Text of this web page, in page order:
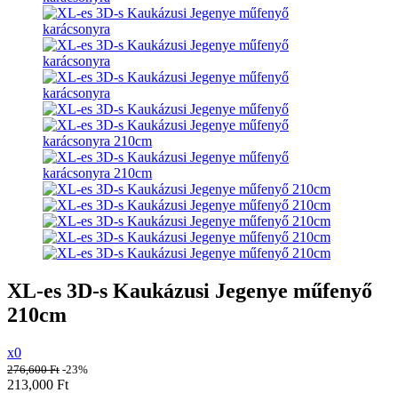
XL-es 3D-s Kaukázusi Jegenye műfenyő
210cm
x0
276,600Ft -23%
213,000 Ft